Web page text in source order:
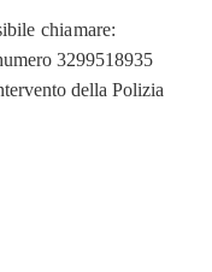
chiamare:
3299518935
della Polizia